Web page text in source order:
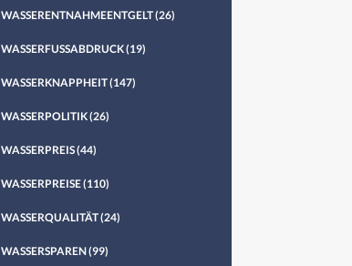
WASSERENTNAHMEENTGELT(26)
WASSERFUSSABDRUCK(19)
WASSERKNAPPHEIT(147)
WASSERPOLITIK(26)
WASSERPREIS(44)
WASSERPREISE(110)
WASSERQUALITÄT(24)
WASSERSPAREN(99)